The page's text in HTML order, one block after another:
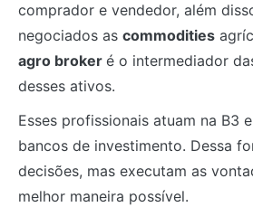
comprador e vendedor, além
negociados as commodities
agro broker é o intermediador
desses ativos.
Esses profissionais atuam na B3
bancos de investimento. Dessa
decisões, mas executam as
melhor maneira possível.